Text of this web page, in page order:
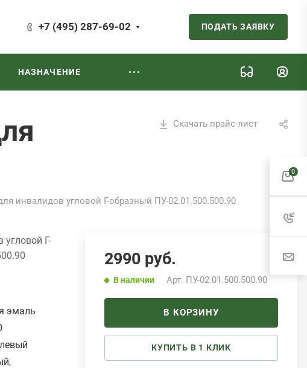
+7 (495) 287-69-02 ПОДАТЬ ЗАЯВКУ
НАЗНАЧЕНИЕ
Скачать прайс-лист
инвалидов угловой Г-образный ПУ-02.01.500.500.90
2990 руб.
В наличии Арт. ПУ-02.01.500.500.90
В КОРЗИНУ
КУПИТЬ В 1 КЛИК
Г-
эмаль
0